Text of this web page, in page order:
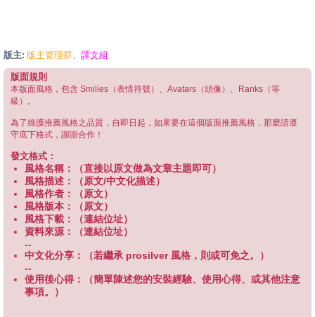
版主: 版主管理群、 譯文組
版面規則
本版面風格，包含 Smilies（表情符號）、Avatars（頭像）、Ranks（等
級）。
為了維護推薦風格之品質，自即日起，如果要在這個版面推薦風格，那麼請遵
守底下格式，謝謝合作！
發文格式：
風格名稱：（直接以原文做為文章主題即可）
風格描述：（原文/中文化描述）
風格作者：（原文）
風格版本：（原文）
風格下載：（連結位址）
資料來源：（連結位址）
--
中文化分享：（若繼承 prosilver 風格，則或可免之。）
--
使用後心得：（簡單陳述您的安裝經驗、使用心得、或其他注意
事項。）